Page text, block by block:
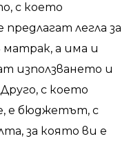
с което
предлагат легла за
а има и
използването и
с което
е бюджетът, с
за която ви е